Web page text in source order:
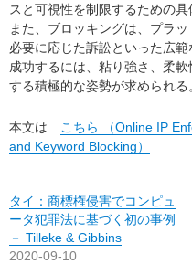
スと可視性を制限するための具
また、ブロッキングは、プラ
必要に応じた訴訟といった広範
成功するには、粘り強さ、柔
する積極的な姿勢が求められる
本文は
こちら （Online IP
and Keyword Blocking）
タイ：商標権侵害でコンピュ
ータ犯罪法に基づく初の事例
－ Tilleke & Gibbins
2020-09-10